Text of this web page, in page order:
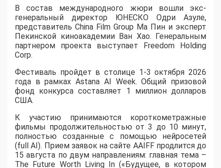
В состав международного жюри вошли экс-
генеральный директор ЮНЕСКО Одри Азуле,
представитель China Film Group Ма Пин и эксперт
Пекинской киноакадемии Ван Хао. Генеральным
партнером проекта выступает Freedom Holding
Corp.
​Фестиваль пройдет в столице 1-3 октября 2026
года в рамках Astana AI Week. Общий призовой
фонд конкурса составляет 1 миллион долларов
США.
К участию принимаются короткометражные
фильмы продолжительностью от 3 до 10 минут,
полностью созданные с помощью нейросетей
(full AI). Прием заявок на сайте AAIFF продлится до
15 августа по двум направлениям: главная тема –
The Future Worth Living In («Будущее, в котором